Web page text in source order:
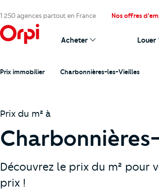
1 250 agences partout en France Nos offres
Acheter Louer
Prix immobilier Charbonnières-les-Vieilles
Prix du m² à
Découvrez le prix du m² pour
prix !